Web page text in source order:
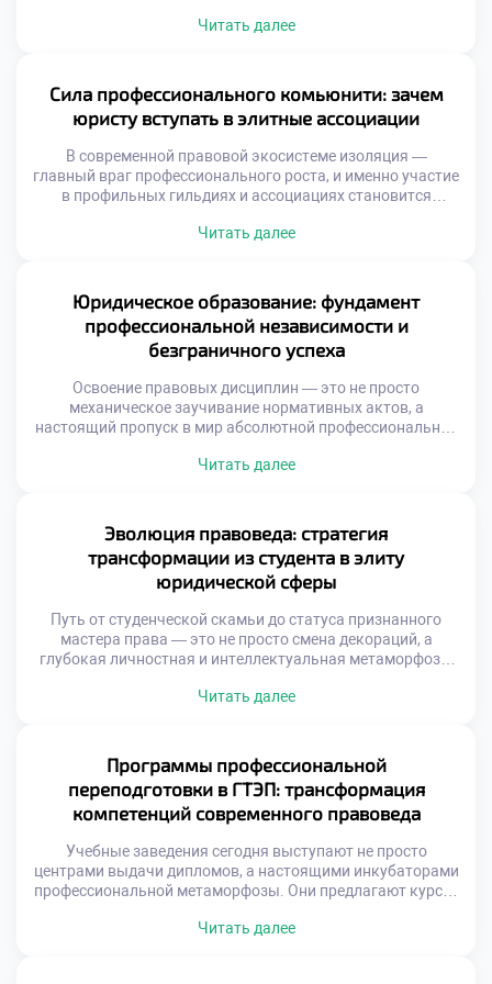
правовые нормы регулируют каждый шаг бизнеса и
поэтому качественное обучение в московском техникуме
становится тем самым стратегическим […]
Читать далее
Сила профессионального комьюнити: зачем
юристу вступать в элитные ассоциации
В современной правовой экосистеме изоляция —
главный враг профессионального роста, и именно участие
в профильных гильдиях и ассоциациях становится
сообщества. Интеграция в такие структуры открывает
которых невозможно представить карьеру топового
специалиста. Именно поэтому продуманное обучение в
московском […]
Читать далее
Юридическое образование: фундамент
профессиональной независимости и
безграничного успеха
Освоение правовых дисциплин — это не просто
механическое заучивание нормативных актов, а
настоящий пропуск в мир абсолютной профессиональной
увлекательный маршрут не заканчивается вручением
становится плацдармом для триумфа и самореализации.
Именно поэтому качественное обучение в московском
техникуме становится […]
Читать далее
Эволюция правоведа: стратегия
трансформации из студента в элиту
юридической сферы
Путь от студенческой скамьи до статуса признанного
мастера права — это не просто смена декораций, а
глубокая личностная и интеллектуальная метаморфоза.
давлением: от необходимости вызубрить массивы
московском техникуме становится тем самым надежным
трамплином, который позволяет будущим экспертам не
[…]
Читать далее
Программы профессиональной
переподготовки в ГТЭП: трансформация
компетенций современного правоведа
Учебные заведения сегодня выступают не просто
центрами выдачи дипломов, а настоящими инкубаторами
профессиональной метаморфозы. Они предлагают курсы,
меняют парадигму правового мышления, интегрируя
Читать далее